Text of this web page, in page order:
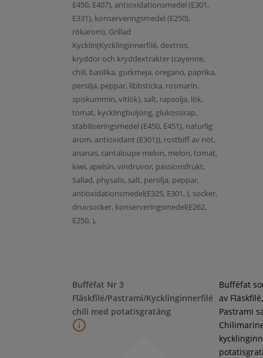
E450, E407), antioxidationsmedel (E301,
E331), konserveringsmedel (E250),
rökarom), Grillad
Kycklin(Kycklinginnerfilé, dextros,
kryddor och kryddextrakter (cayenne,
chili, basilika, gurkmeja, oregano, paprika,
persilja, peppar, libbsticka, rosmarin,
spiskummin, vitlök), salt, rapsolja, lök,
tomat, kycklingbuljong, glukossirap,
stabiliseringsmedel (E450, E451), naturlig
arom, antioxidant (E301)), rostbiff av nöt,
ananas, cantaloupe melon, melon, tomat,
kiwi, apelsin, vindruvor, passionsfrukt,
Sallad, physalis, salt, persilja, peppar,
antioxidationsmedel(E325, E301, ), socker,
druvsocker, konserveringsmedel(E262,
E250, ),
Bufféfat Nr 3
Fläskfilé/Pastrami/Kycklinginnerfilé
chili med potatisgratäng
Bufféfat
av Fläskfilé,
Pastrami